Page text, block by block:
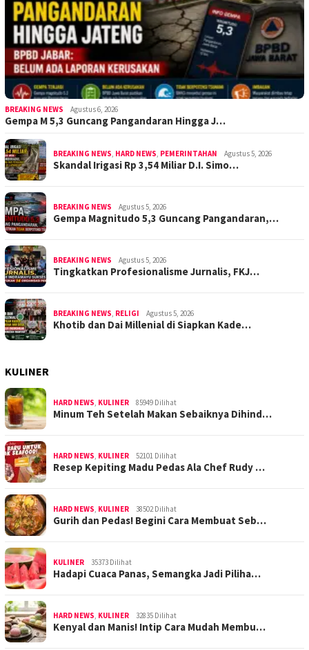
BREAKING NEWS Agustus 6, 2026
Gempa M 5,3 Guncang Pangandaran Hingga J…
BREAKING NEWS HARD NEWS PEMERINTAHAN Agustus 5, 2026
Skandal Irigasi Rp 3,54 Miliar D.I. Simo…
BREAKING NEWS Agustus 5, 2026
Gempa Magnitudo 5,3 Guncang Pangandaran,…
BREAKING NEWS Agustus 5, 2026
Tingkatkan Profesionalisme Jurnalis, FKJ…
BREAKING NEWS RELIGI Agustus 5, 2026
Khotib dan Dai Millenial di Siapkan Kade…
KULINER
HARD NEWS KULINER 85949 Dilihat
Minum Teh Setelah Makan Sebaiknya Dihind…
HARD NEWS KULINER 52101 Dilihat
Resep Kepiting Madu Pedas Ala Chef Rudy …
HARD NEWS KULINER 38502 Dilihat
Gurih dan Pedas! Begini Cara Membuat Seb…
KULINER 35373 Dilihat
Hadapi Cuaca Panas, Semangka Jadi Piliha…
HARD NEWS KULINER 32835 Dilihat
Kenyal dan Manis! Intip Cara Mudah Membu…